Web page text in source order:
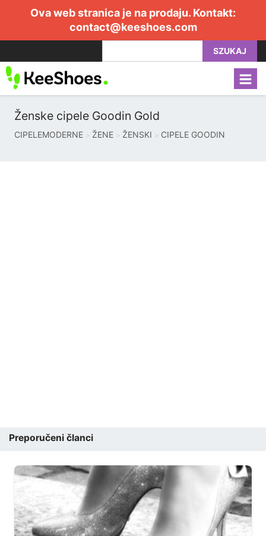
Ova web stranica je na prodaju. Kontakt:
contact@keeshoes.com
SZUKAJ
Ženske cipele Goodin Gold
CIPELEMODERNE ŽENE ŽENSKI CIPELE GOODIN
Preporučeni članci